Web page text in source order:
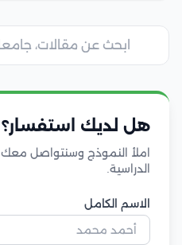
هل لديك استفسار؟
املأ النموذج وسنتواصل
الدراسية.
الاسم الكامل